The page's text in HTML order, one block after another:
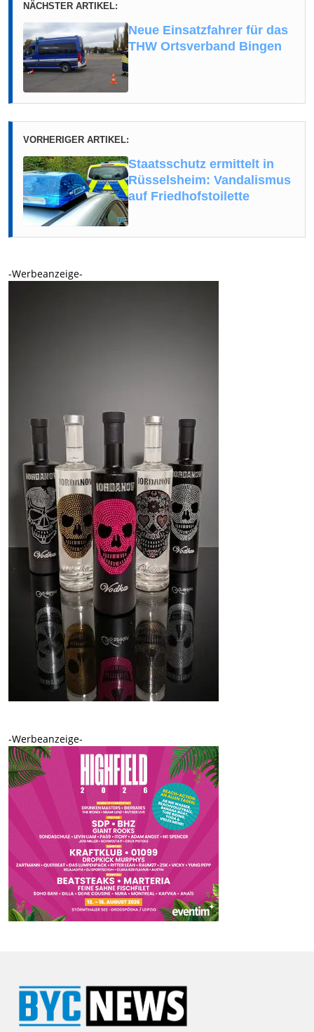
NÄCHSTER ARTIKEL:
Neue Einsatzfahrer für das
THW Ortsverband Bingen
VORHERIGER ARTIKEL:
Staatsschutz ermittelt in
Rüsselsheim: Vandalismus
auf Friedhofstoilette
-Werbeanzeige-
-Werbeanzeige-